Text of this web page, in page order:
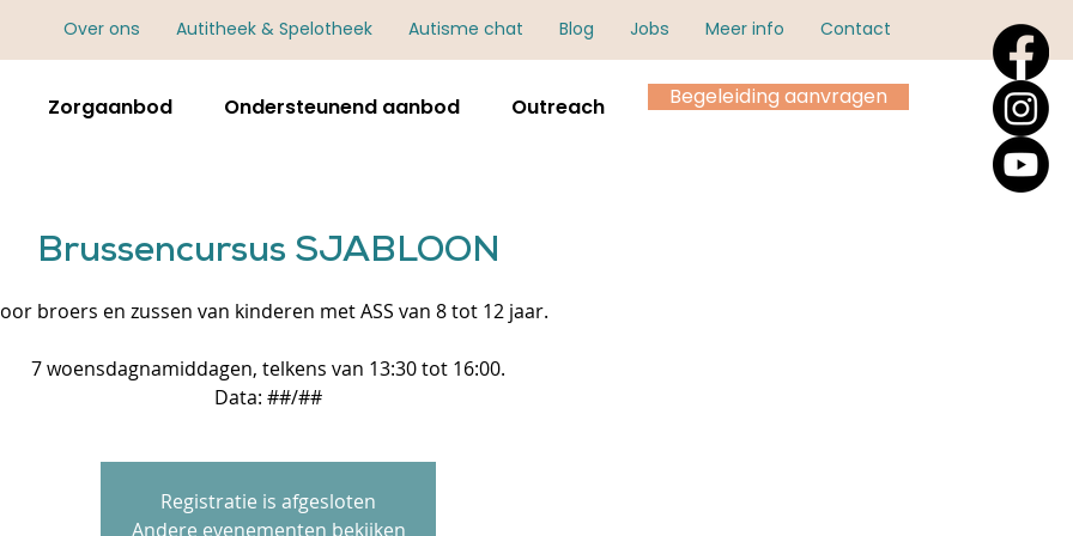
Over ons Autitheek & Spelotheek Autisme chat Blog Jobs Meer info Contact
Zorgaanbod Ondersteunend aanbod Outreach Begeleiding aanvragen
Brussencursus SJABLOON
broers en zussen van kinderen met ASS van 8 tot 12 jaar.
7 woensdagnamiddagen, telkens van 13:30 tot 16:00.
Data: ##/##
Registratie is afgesloten
Andere evenementen bekijken